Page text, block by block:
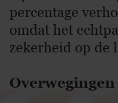
percentage
omdat het
zekerheid op de